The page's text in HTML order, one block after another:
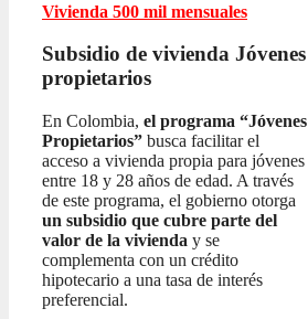
Vivienda 500 mil mensuales
Subsidio de vivienda Jóvenes
propietarios
En Colombia, el programa “Jóvenes
Propietarios” busca facilitar el
acceso a vivienda propia para jóvenes
entre 18 y 28 años de edad. A través
de este programa, el gobierno otorga
un subsidio que cubre parte del
valor de la vivienda y se
complementa con un crédito
hipotecario a una tasa de interés
preferencial.